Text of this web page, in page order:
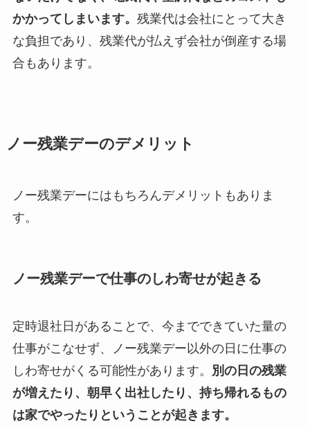
かかってしまいます。 残業代は会社にとって大き
な負担であり、残業代が払えず会社が倒産する場
合もあります。
ノー残業デーのデメリット
ノー残業デーにはもちろんデメリットもありま
す。
ノー残業デーで仕事のしわ寄せが起きる
定時退社日があることで、今までできていた量の
仕事がこなせず、ノー残業デー以外の日に仕事の
しわ寄せがくる可能性があります。
別の日の残業
が増えたり、朝早く出社したり、持ち帰れるもの
は家でやったりということが起きます。